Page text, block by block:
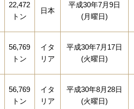
22,472
トン
日本
平成30年7月9日
(月曜日)
56,769
トン
イタ
リア
平成30年7月17日
(火曜日)
56,769
トン
イタ
リア
平成30年8月28日
(火曜日)